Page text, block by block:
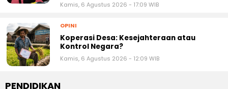
Kamis, 6 Agustus 2026 - 17:09 WIB
OPINI
Koperasi Desa: Kesejahteraan atau
Kontrol Negara?
Kamis, 6 Agustus 2026 - 12:09 WIB
PENDIDIKAN